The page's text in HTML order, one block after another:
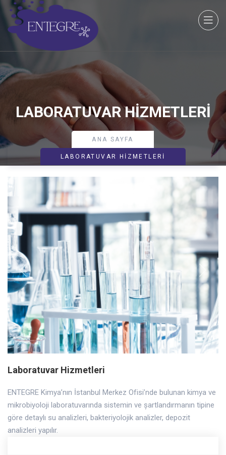
LABORATUVAR HIZMETLERI
ANA SAYFA
LABORATUVAR HIZMETLERI
Previous Next
Laboratuvar Hizmetleri
ENTEGRE Kimya’nın İstanbul Merkez Ofisi’nde bulunan kimya ve
mikrobiyoloji laboratuvarında sistemin ve șartlandırmanın tipine
göre detaylı su analizleri, bakteriyolojik analizler, depozit
analizleri yapılır.